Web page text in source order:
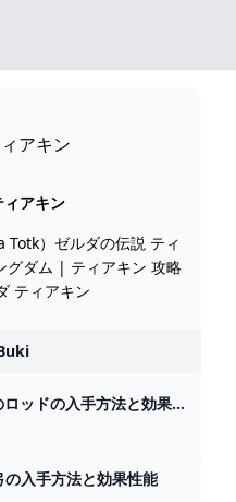
アキン
ィアキン
Totk）ゼルダの伝説 ティ
グダム | ティアキン 攻略
ティアキン
サファイアのロッドの入手方法と効果性能
の入手方法と効果性能